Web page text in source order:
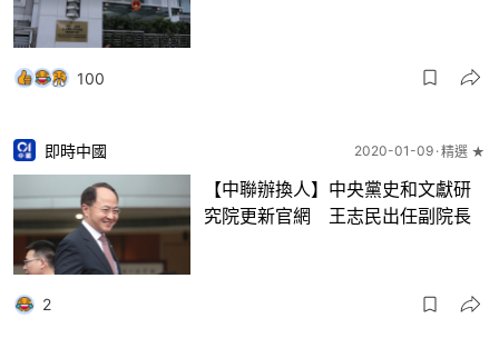
100
即時中國 2020-01-09 精選 ★
【中聯辦換人】中央黨史和文獻研
究院更新官網 王志民出任副院長
2